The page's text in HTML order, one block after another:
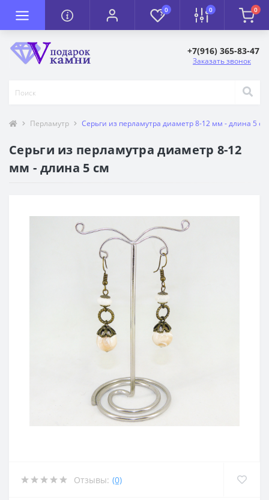
0 0 0
+7(916) 365-83-47
Заказать звонок
Перламутр Серьги из перламутра диаметр 8-12 мм - длина 5 см
Серьги из перламутра диаметр 8-12
мм - длина 5 см
Отзывы: (0)